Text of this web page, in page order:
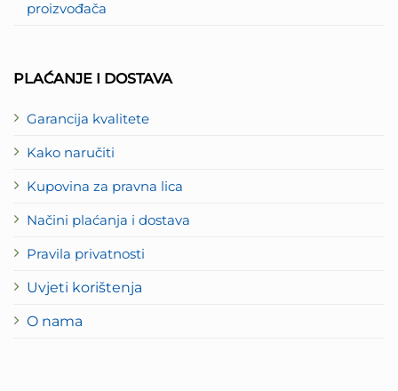
proizvođača
PLAĆANJE I DOSTAVA
Garancija kvalitete
Kako naručiti
Kupovina za pravna lica
Načini plaćanja i dostava
Pravila privatnosti
Uvjeti korištenja
O nama